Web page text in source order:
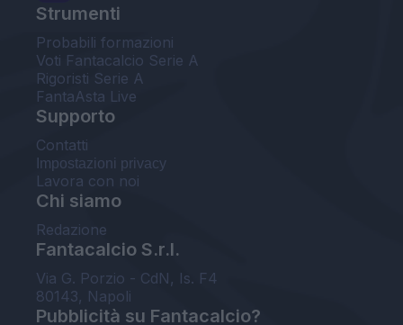
Strumenti
Probabili formazioni
Voti Fantacalcio Serie A
Rigoristi Serie A
FantaAsta Live
Supporto
Contatti
Impostazioni privacy
Lavora con noi
Chi siamo
Redazione
Fantacalcio S.r.l.
Via G. Porzio - CdN, Is. F4
80143, Napoli
Pubblicità su Fantacalcio?